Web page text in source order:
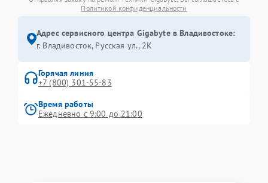
Политикой конфиденциальности
Адрес сервисного центра Gigabyte в Владивостоке:
г. Владивосток, Русская ул., 2К
Горячая линия
+7 (800) 301-55-83
Время работы
Ежедневно с 9:00 до 21:00